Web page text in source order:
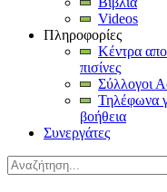
Videos
Πληροφορίες
Κέντρα
πισίνες
Σύλλογοι
Τηλέφωνα
βοήθεια
Συνεργάτες